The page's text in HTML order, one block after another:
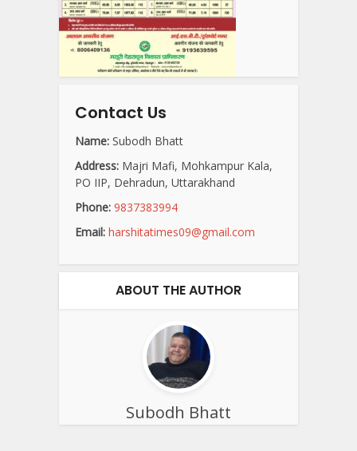
Contact Us
Name: Subodh Bhatt
Address: Majri Mafi, Mohkampur Kala,
PO IIP, Dehradun, Uttarakhand
Phone: 9837383994
Email: harshitatimes09@gmail.com
ABOUT THE AUTHOR
Subodh Bhatt